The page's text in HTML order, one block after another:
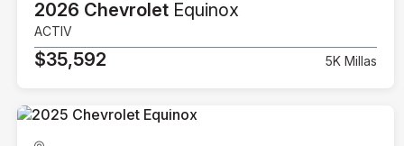
2026 Chevrolet Equinox
ACTIV
$35,592 5K Millas